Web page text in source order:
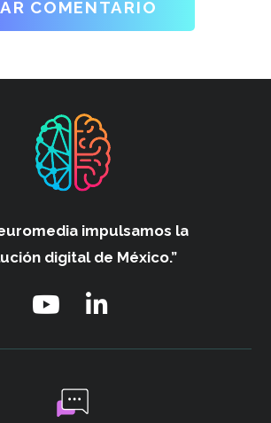
impulsamos la
digital de México.”